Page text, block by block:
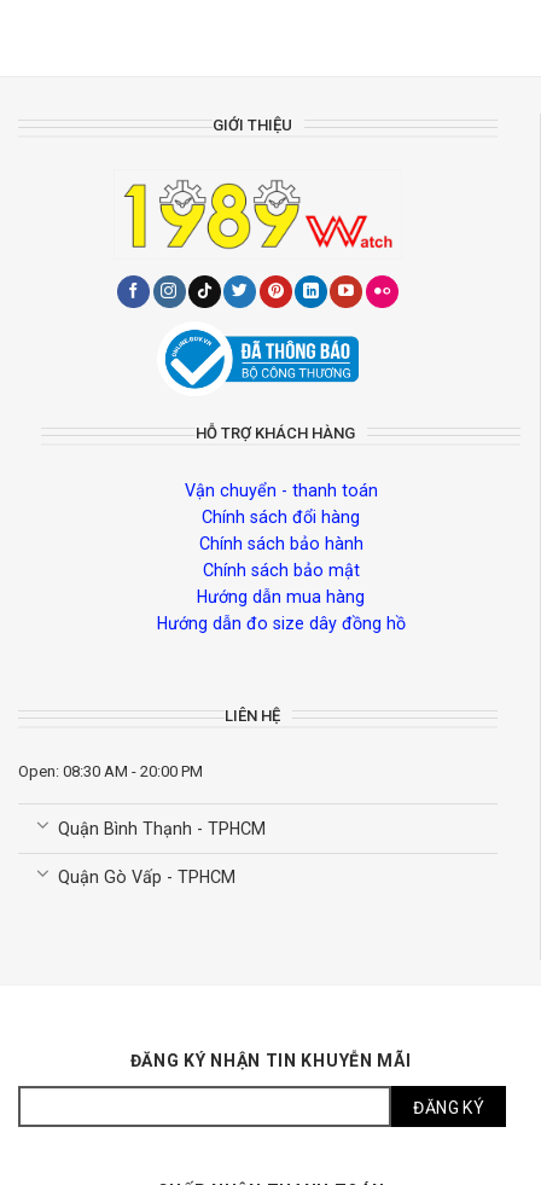
GIỚI THIỆU
HỖ TRỢ KHÁCH HÀNG
Vận chuyển - thanh toán
Chính sách đổi hàng
Chính sách bảo hành
Chính sách bảo mật
Hướng dẫn mua hàng
Hướng dẫn đo size dây đồng hồ
LIÊN HỆ
Open: 08:30 AM - 20:00 PM
Quận Bình Thạnh - TPHCM
Quận Gò Vấp - TPHCM
ĐĂNG KÝ NHẬN TIN KHUYỄN MÃI